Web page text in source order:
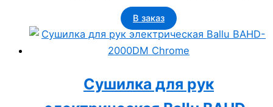
В заказ
Сушилка для рук